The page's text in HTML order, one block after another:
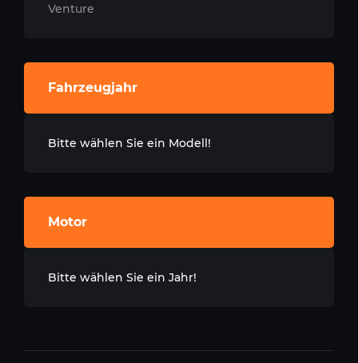
Venture
Fahrzeugjahr
Bitte wählen Sie ein Modell!
Motor
Bitte wählen Sie ein Jahr!